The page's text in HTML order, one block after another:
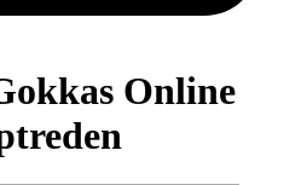
Online